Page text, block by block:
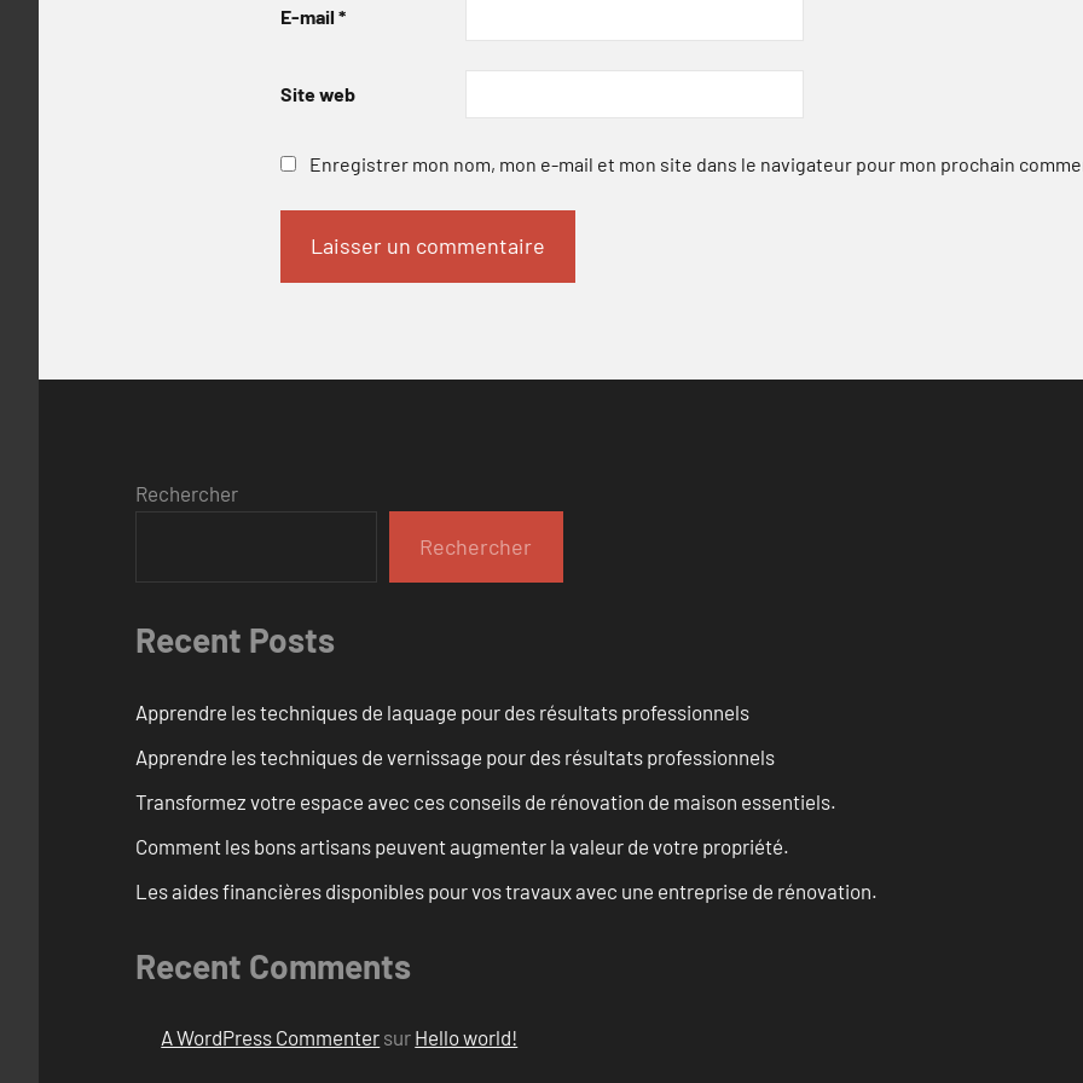
E-mail *
Site web
Enregistrer mon nom, mon e-mail et mon site dans le navigateur pour mon prochain
Rechercher
Rechercher
Recent Posts
Apprendre les techniques de laquage pour des résultats professionnels
Apprendre les techniques de vernissage pour des résultats professionnels
Transformez votre espace avec ces conseils de rénovation de maison essentiels.
Comment les bons artisans peuvent augmenter la valeur de votre propriété.
Les aides financières disponibles pour vos travaux avec une entreprise de rénovation.
Recent Comments
A WordPress Commenter sur Hello world!